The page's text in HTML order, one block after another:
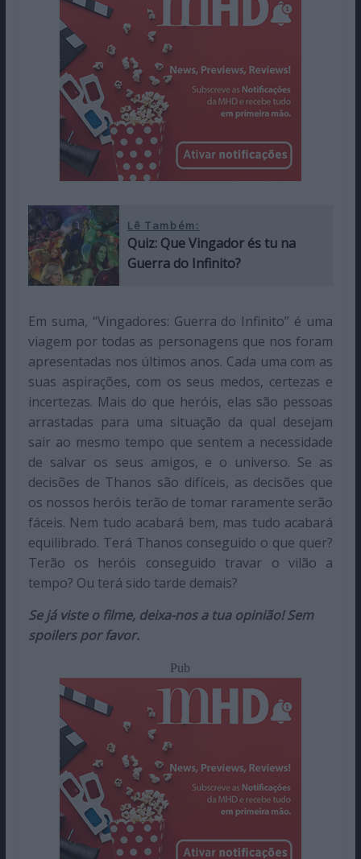
Lê Também:
Quiz: Que Vingador és tu na
Guerra do Infinito?
Em suma, “Vingadores: Guerra do Infinito” é uma
viagem por todas as personagens que nos foram
apresentadas nos últimos anos. Cada uma com as
suas aspirações, com os seus medos, certezas e
incertezas. Mais do que heróis, elas são pessoas
arrastadas para uma situação da qual desejam
sair ao mesmo tempo que sentem a necessidade
de salvar os seus amigos, e o universo. Se as
decisões de Thanos são difíceis, as decisões que
os nossos heróis terão de tomar raramente serão
fáceis. Nem tudo acabará bem, mas tudo acabará
equilibrado. Terá Thanos conseguido o que quer?
Terão os heróis conseguido travar o vilão a
tempo? Ou terá sido tarde demais?
Se já viste o filme, deixa-nos a tua opinião! Sem
spoilers por favor.
Pub